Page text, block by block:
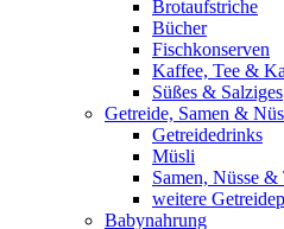
Brotaufstriche
Bücher
Fischkonserven
Kaffee, Tee &
Süßes & Salziges
Getreide, Samen &
Getreidedrinks
Müsli
Samen, Nüsse
weitere
Babynahrung